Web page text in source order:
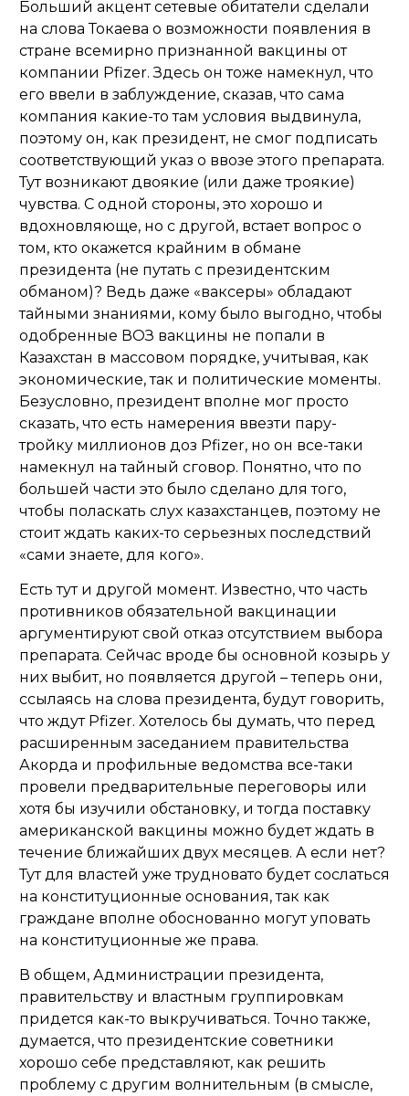
Больший акцент сетевые обитатели сделали
на слова Токаева о возможности появления в
стране всемирно признанной вакцины от
компании Pfizer. Здесь он тоже намекнул, что
его ввели в заблуждение, сказав, что сама
компания какие-то там условия выдвинула,
поэтому он, как президент, не смог подписать
соответствующий указ о ввозе этого препарата.
Тут возникают двоякие (или даже троякие)
чувства. С одной стороны, это хорошо и
вдохновляюще, но с другой, встает вопрос о
том, кто окажется крайним в обмане
президента (не путать с президентским
обманом)? Ведь даже «ваксеры» обладают
тайными знаниями, кому было выгодно, чтобы
одобренные ВОЗ вакцины не попали в
Казахстан в массовом порядке, учитывая, как
экономические, так и политические моменты.
Безусловно, президент вполне мог просто
сказать, что есть намерения ввезти пару-
тройку миллионов доз Pfizer, но он все-таки
намекнул на тайный сговор. Понятно, что по
большей части это было сделано для того,
чтобы поласкать слух казахстанцев, поэтому не
стоит ждать каких-то серьезных последствий
«сами знаете, для кого».
Есть тут и другой момент. Известно, что часть
противников обязательной вакцинации
аргументируют свой отказ отсутствием выбора
препарата. Сейчас вроде бы основной козырь у
них выбит, но появляется другой – теперь они,
ссылаясь на слова президента, будут говорить,
что ждут Pfizer. Хотелось бы думать, что перед
расширенным заседанием правительства
Акорда и профильные ведомства все-таки
провели предварительные переговоры или
хотя бы изучили обстановку, и тогда поставку
американской вакцины можно будет ждать в
течение ближайших двух месяцев. А если нет?
Тут для властей уже трудновато будет сослаться
на конституционные основания, так как
граждане вполне обоснованно могут уповать
на конституционные же права.
В общем, Администрации президента,
правительству и властным группировкам
придется как-то выкручиваться. Точно также,
думается, что президентские советники
хорошо себе представляют, как решить
проблему с другим волнительным (в смысле,